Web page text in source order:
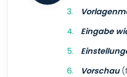
Eingabe
Vorschau